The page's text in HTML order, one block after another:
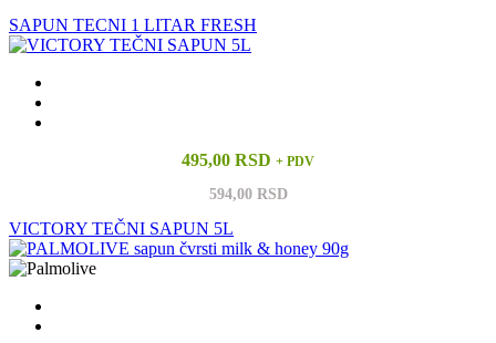
SAPUN TECNI 1 LITAR FRESH
495,00 RSD + PDV
594,00 RSD
VICTORY TEČNI SAPUN 5L